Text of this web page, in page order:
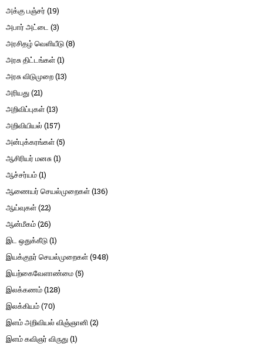
அக்கு பஞ்சர் (19)
அபார் அட்டை (3)
அரசிதழ் வெளியீடு(8)
அரசு திட்டங்கள்(1)
அரசு விடுமுறை(13)
அரியது(21)
அறிவிப்புகள்(13)
அறிவியியல் (157)
அன்புக்கரங்கள்(5)
ஆசிரியர் மனசு(1)
ஆச்சர்யம்(1)
ஆணையர் செயல்முறைகள்(136)
ஆய்வுகள்(22)
ஆன்மீகம்(26)
இட ஒதுக்கீடு(1)
இயக்குநர் செயல்முறைகள்(948)
இயற்கைவேளாண்மை(5)
இலக்கணம்(128)
இலக்கியம்(70)
இளம் அறிவியல் விஞ்ஞானி(2)
இளம் கவிஞர் விருது(1)